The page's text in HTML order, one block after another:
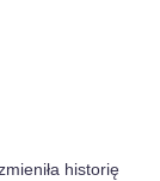
historię